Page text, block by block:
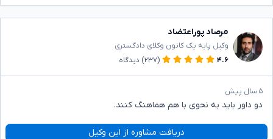
مرصاد پوراعتضاد
وکیل پایه یک کانون وکلای دادگستری
۴.۶
(۲۳۷) دیدگاه
۵ سال پیش
دو داور باید به نحوی با هم هماهنگ کنند.
دریافت مشاوره از این وکیل